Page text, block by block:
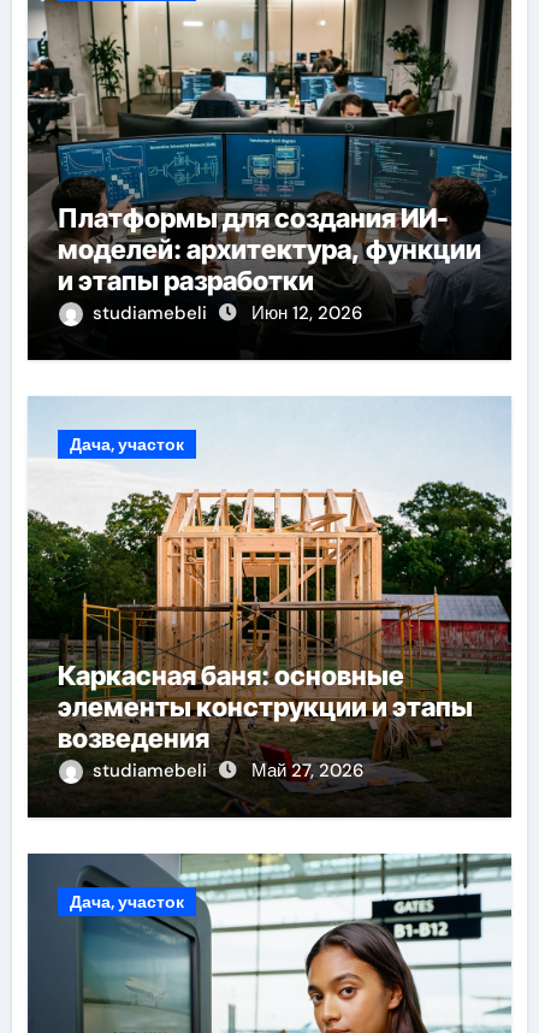
Платформы для создания ИИ-
моделей: архитектура, функции
и этапы разработки
studiamebeli Июн 12, 2026
Дача, участок
Каркасная баня: основные
элементы конструкции и этапы
возведения
studiamebeli Май 27, 2026
Дача, участок